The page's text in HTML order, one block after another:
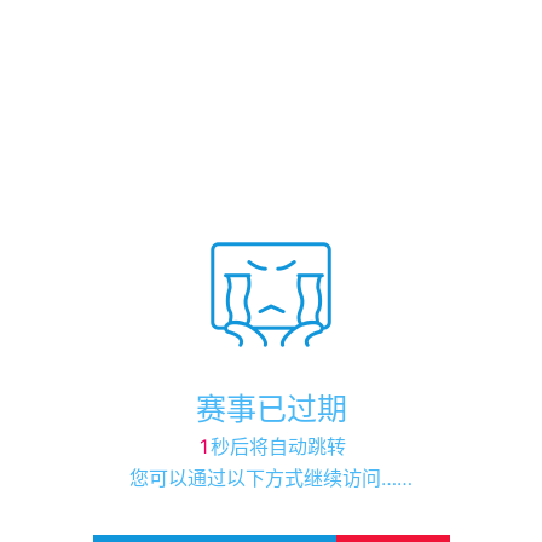
赛事已过期
1秒后将自动跳转
您可以通过以下方式继续访问……